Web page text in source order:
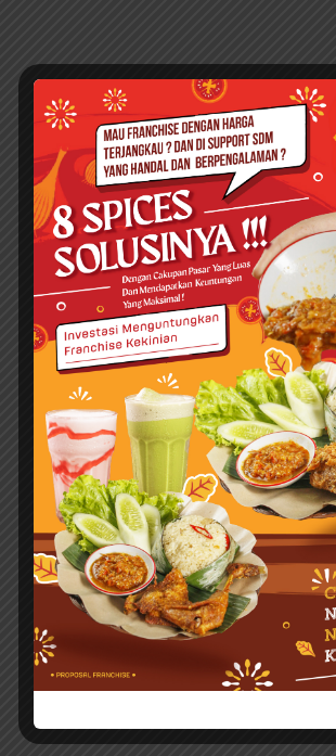
Best Seller
Nasi Bakar Ayam Kremes
Best Seller
Nasi Bakar Ayam Balado